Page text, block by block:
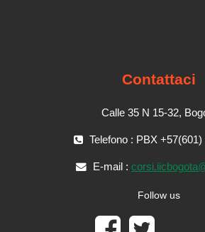
Contattaci
Calle 35 N 15-32,
Telefono : PBX +57(601)
E-mail :
Follow us